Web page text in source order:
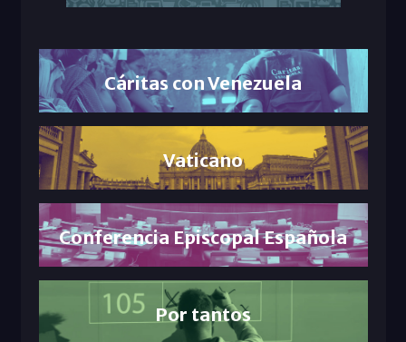
Cáritas con Venezuela
Vaticano
Conferencia Episcopal Española
Por tantos